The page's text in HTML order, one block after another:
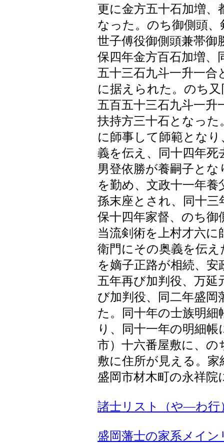
更に金方五十石加増、
なった。のち御側頭
世子傅役御側頭兼帯御
保四年金方百石加増、
五十三石九斗一升一合
に据えられた。のち
五百五十三石九斗一升
扶持方三十石となった
に師事して師範とな
義を伝え、同十四年
男登依勝が養嗣子と
を勤め、文政十一年
孫末座とされ、同十
保十四年家督、のち
当流剣術を上村才六
衛門にその奥義を伝
を嫡子正路が相続、安
五年再び加判役、万延
び加判役、同二年盛岡
た。同十年の士族明
り、同十一年の明細
市）十六番屋敷に、の
敷に住所が見える。
盛岡市材木町の永祥院
諸士リスト（や―わ行
盛岡藩士の家系メイン